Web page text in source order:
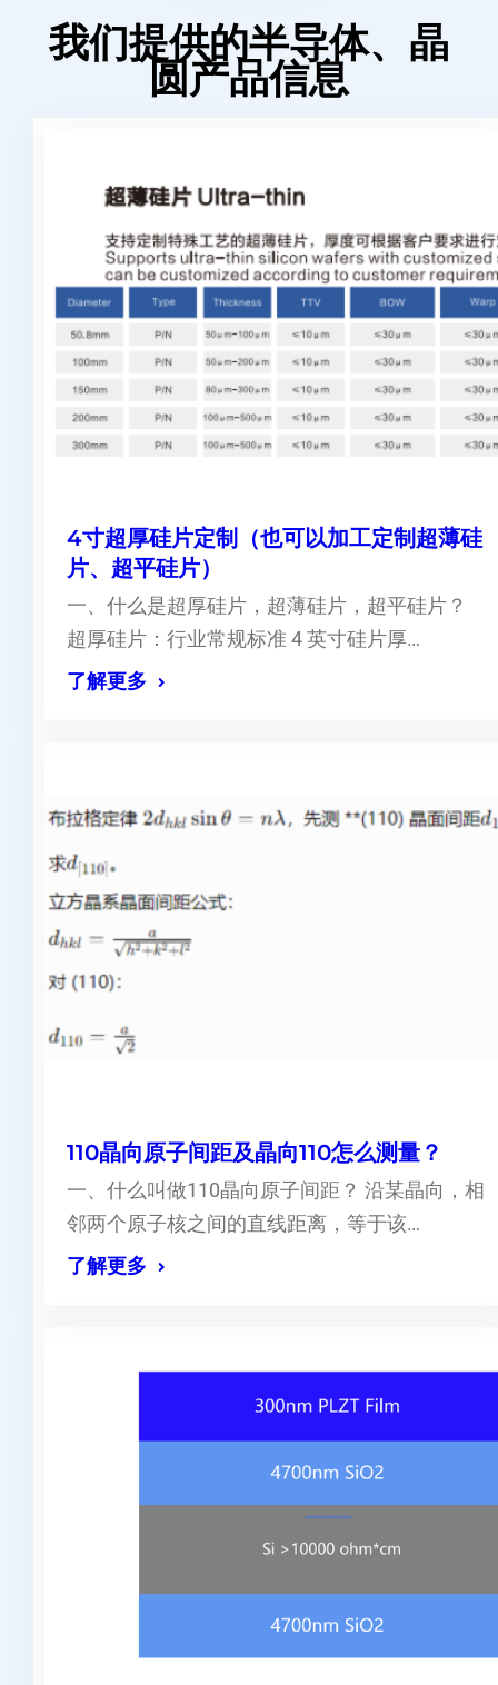
我们提供的半导体、晶
圆产品信息
4寸超厚硅片定制（也可以加工定制超薄硅
片、超平硅片）
一、什么是超厚硅片，超薄硅片，超平硅片？
超厚硅片：行业常规标准 4 英寸硅片厚…
了解更多
110晶向原子间距及晶向110怎么测量？
一、什么叫做110晶向原子间距？ 沿某晶向，相
邻两个原子核之间的直线距离，等于该…
了解更多